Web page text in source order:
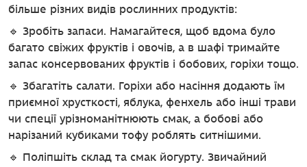
більше різних видів рослинних продуктів:
🔹 Зробіть запаси. Намагайтеся, щоб вдома було
багато свіжих фруктів і овочів, а в шафі тримайте
запас консервованих фруктів і бобових, горіхи тощо.
🔹 Збагатіть салати. Горіхи або насіння додають їм
приємної хрусткості, яблука, фенхель або інші трави
чи спеції урізноманітнюють смак, а бобові або
нарізаний кубиками тофу роблять ситнішими.
🔹 Поліпшіть склад та смак йогурту. Звичайний